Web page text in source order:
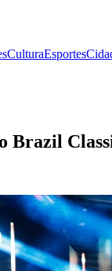
CulturaEsportes
Brazil